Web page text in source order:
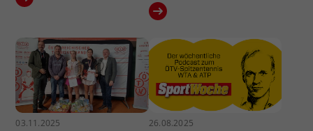
03.11.2025 26.08.2025